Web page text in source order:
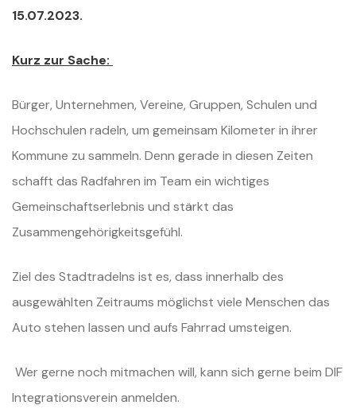
15.07.2023.
Kurz zur Sache:
Bürger, Unternehmen, Vereine, Gruppen, Schulen und
Hochschulen radeln, um gemeinsam Kilometer in ihrer
Kommune zu sammeln. Denn gerade in diesen Zeiten
schafft das Radfahren im Team ein wichtiges
Gemeinschaftserlebnis und stärkt das
Zusammengehörigkeitsgefühl.
Ziel des Stadtradelns ist es, dass innerhalb des
ausgewählten Zeitraums möglichst viele Menschen das
Auto stehen lassen und aufs Fahrrad umsteigen.
Wer gerne noch mitmachen will, kann sich gerne beim DIF
Integrationsverein anmelden.